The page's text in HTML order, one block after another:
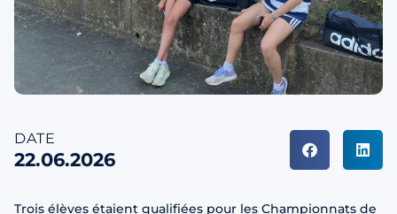
DATE
22.06.2026
Trois élèves étaient qualifiées pour les Championnats de